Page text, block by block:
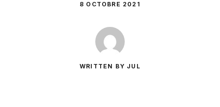
8 OCTOBRE 2021
WRITTEN BY JUL